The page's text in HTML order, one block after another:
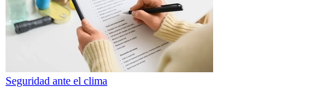
Seguridad ante el clima